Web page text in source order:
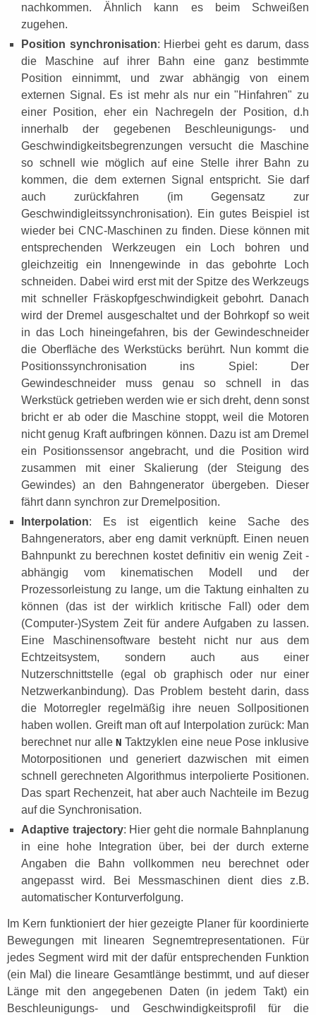
nachkommen. Ähnlich kann es beim Schweißen
zugehen.
Position synchronisation: Hierbei geht es darum, dass
die Maschine auf ihrer Bahn eine ganz bestimmte
Position einnimmt, und zwar abhängig von einem
externen Signal. Es ist mehr als nur ein "Hinfahren" zu
einer Position, eher ein Nachregeln der Position, d.h
innerhalb der gegebenen Beschleunigungs- und
Geschwindigkeitsbegrenzungen versucht die Maschine
so schnell wie möglich auf eine Stelle ihrer Bahn zu
kommen, die dem externen Signal entspricht. Sie darf
auch zurückfahren (im Gegensatz zur
Geschwindigleitssynchronisation). Ein gutes Beispiel ist
wieder bei CNC-Maschinen zu finden. Diese können mit
entsprechenden Werkzeugen ein Loch bohren und
gleichzeitig ein Innengewinde in das gebohrte Loch
schneiden. Dabei wird erst mit der Spitze des Werkzeugs
mit schneller Fräskopfgeschwindigkeit gebohrt. Danach
wird der Dremel ausgeschaltet und der Bohrkopf so weit
in das Loch hineingefahren, bis der Gewindeschneider
die Oberfläche des Werkstücks berührt. Nun kommt die
Positionssynchronisation ins Spiel: Der
Gewindeschneider muss genau so schnell in das
Werkstück getrieben werden wie er sich dreht, denn sonst
bricht er ab oder die Maschine stoppt, weil die Motoren
nicht genug Kraft aufbringen können. Dazu ist am Dremel
ein Positionssensor angebracht, und die Position wird
zusammen mit einer Skalierung (der Steigung des
Gewindes) an den Bahngenerator übergeben. Dieser
fährt dann synchron zur Dremelposition.
Interpolation: Es ist eigentlich keine Sache des
Bahngenerators, aber eng damit verknüpft. Einen neuen
Bahnpunkt zu berechnen kostet definitiv ein wenig Zeit -
abhängig vom kinematischen Modell und der
Prozessorleistung zu lange, um die Taktung einhalten zu
können (das ist der wirklich kritische Fall) oder dem
(Computer-)System Zeit für andere Aufgaben zu lassen.
Eine Maschinensoftware besteht nicht nur aus dem
Echtzeitsystem, sondern auch aus einer
Nutzerschnittstelle (egal ob graphisch oder nur einer
Netzwerkanbindung). Das Problem besteht darin, dass
die Motorregler regelmäßig ihre neuen Sollpositionen
haben wollen. Greift man oft auf Interpolation zurück: Man
berechnet nur alleN Taktzyklen eine neue Pose inklusive
Motorpositionen und generiert dazwischen mit eimen
schnell gerechneten Algorithmus interpolierte Positionen.
Das spart Rechenzeit, hat aber auch Nachteile im Bezug
auf die Synchronisation.
Adaptive trajectory: Hier geht die normale Bahnplanung
in eine hohe Integration über, bei der durch externe
Angaben die Bahn vollkommen neu berechnet oder
angepasst wird. Bei Messmaschinen dient dies z.B.
automatischer Konturverfolgung.
Im Kern funktioniert der hier gezeigte Planer für koordinierte
Bewegungen mit linearen Segnemtrepresentationen. Für
jedes Segment wird mit der dafür entsprechenden Funktion
(ein Mal) die lineare Gesamtlänge bestimmt, und auf dieser
Länge mit den angegebenen Daten (in jedem Takt) ein
Beschleunigungs- und Geschwindigkeitsprofil für die